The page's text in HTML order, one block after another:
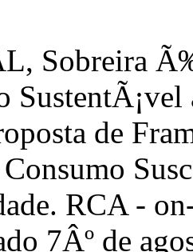
Sobreira
de
RCA -
7Âº de